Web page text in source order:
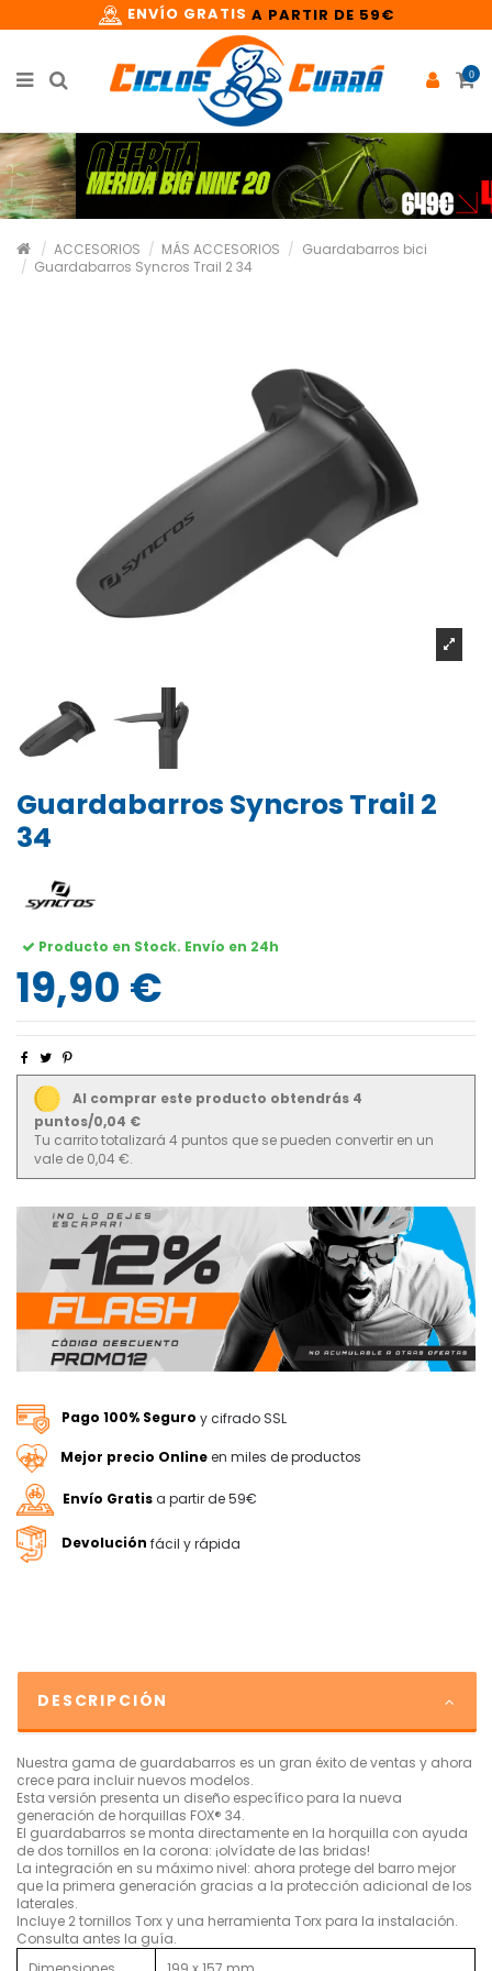
ENVÍO GRATIS A PARTIR DE 59€
0
ACCESORIOS MÁS ACCESORIOS
Guardabarros bici
Guardabarros Syncros Trail 2 34
Guardabarros Syncros Trail 2
34
Producto en Stock. Envío en 24h
19,90 €
Al comprar este producto obtendrás 4
puntos/0,04 €
Tu carrito totalizará 4 puntos que se pueden convertir en un
vale de 0,04 €.
Pago 100% Seguro y cifrado SSL
Mejor precio Onlineen miles de productos
Envío Gratisa partir de 59€
Devolución fácil y rápida
DESCRIPCIÓN
Nuestra gama de guardabarros es un gran éxito de ventas y ahora
crece para incluir nuevos modelos.
Esta versión presenta un diseño específico para la nueva
generación de horquillas FOX® 34.
El guardabarros se monta directamente en la horquilla con ayuda
de dos tornillos en la corona: ¡olvídate de las bridas!
La integración en su máximo nivel: ahora protege del barro mejor
que la primera generación gracias a la protección adicional de los
laterales.
Incluye 2 tornillos Torx y una herramienta Torx para la instalación.
Consulta antes la guía.